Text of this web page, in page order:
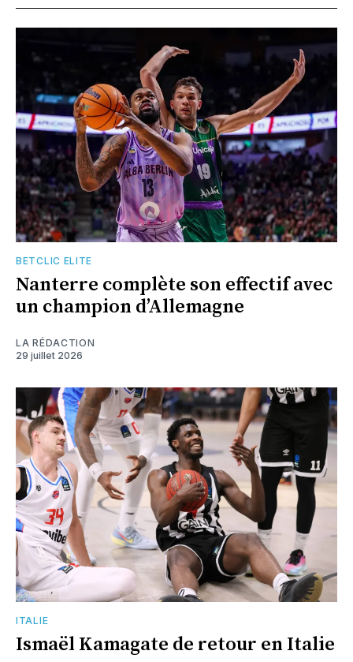
BETCLIC ELITE
Nanterre complète son effectif avec
un champion d’Allemagne
LA RÉDACTION
29 juillet 2026
ITALIE
Ismaël Kamagate de retour en Italie